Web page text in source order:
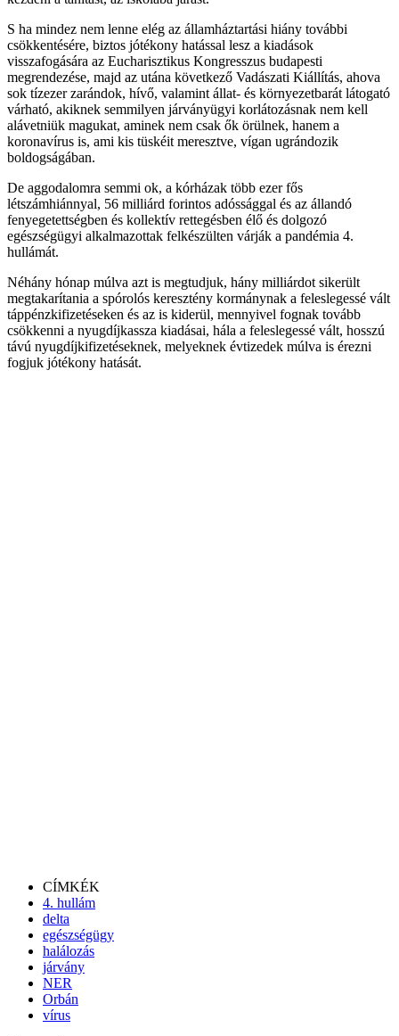
S ha mindez nem lenne elég az államháztartási hiány további
csökkentésére, biztos jótékony hatással lesz a kiadások
visszafogására az Eucharisztikus Kongresszus budapesti
megrendezése, majd az utána következő Vadászati Kiállítás, ahova
sok tízezer zarándok, hívő, valamint állat- és környezetbarát látogató
várható, akiknek semmilyen járványügyi korlátozásnak nem kell
alávetniük magukat, aminek nem csak ők örülnek, hanem a
koronavírus is, ami kis tüskéit meresztve, vígan ugrándozik
boldogságában.
De aggodalomra semmi ok, a kórházak több ezer fős
létszámhiánnyal, 56 milliárd forintos adóssággal és az állandó
fenyegetettségben és kollektív rettegésben élő és dolgozó
egészségügyi alkalmazottak felkészülten várják a pandémia 4.
hullámát.
Néhány hónap múlva azt is megtudjuk, hány milliárdot sikerült
megtakarítania a spórolós keresztény kormánynak a feleslegessé vált
táppénzkifizetéseken és az is kiderül, mennyivel fognak tovább
csökkenni a nyugdíjkassza kiadásai, hála a feleslegessé vált, hosszú
távú nyugdíjkifizetéseknek, melyeknek évtizedek múlva is érezni
fogjuk jótékony hatását.
CÍMKÉK
4. hullám
delta
egészségügy
halálozás
járvány
NER
Orbán
vírus